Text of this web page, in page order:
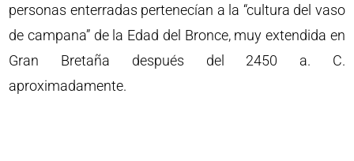
personas enterradas pertenecían a la “cultura del vaso
de campana” de la Edad del Bronce, muy extendida en
Gran Bretaña después del 2450 a. C.
aproximadamente.